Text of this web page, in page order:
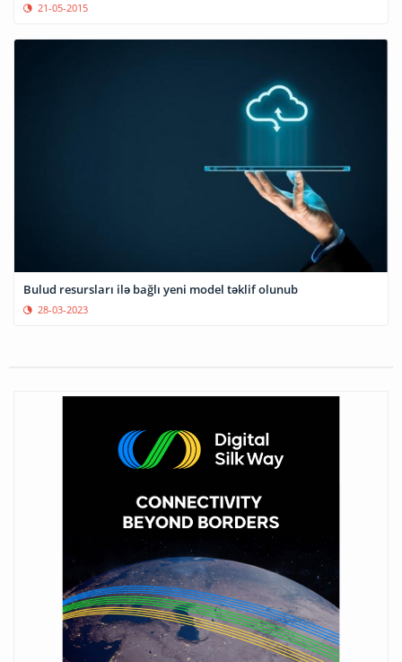
21-05-2015
Bulud resursları ilə bağlı yeni model təklif olunub
28-03-2023